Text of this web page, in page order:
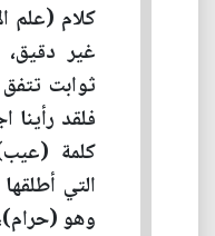
كلام (علم
غير
ثوابت
فلقد رأينا
كلمة
التي
وهو